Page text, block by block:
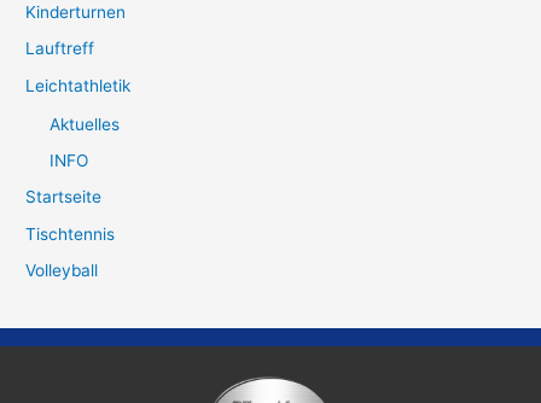
Kinderturnen
Lauftreff
Leichtathletik
Aktuelles
INFO
Startseite
Tischtennis
Volleyball